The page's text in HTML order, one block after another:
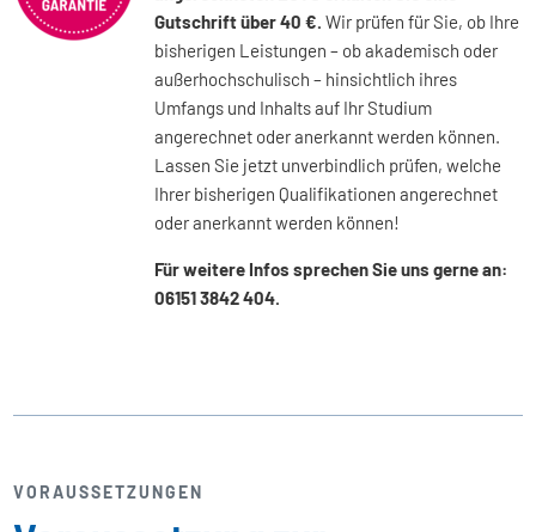
Gutschrift über 40 €. Wir prüfen für Sie, ob Ihre
bisherigen Leistungen – ob akademisch oder
außerhochschulisch – hinsichtlich ihres
Umfangs und Inhalts auf Ihr Studium
angerechnet oder anerkannt werden können.
Lassen Sie jetzt unverbindlich prüfen, welche
Ihrer bisherigen Qualifikationen angerechnet
oder anerkannt werden können!
Für weitere Infos sprechen Sie uns gerne an:
06151 3842 404.
VORAUSSETZUNGEN